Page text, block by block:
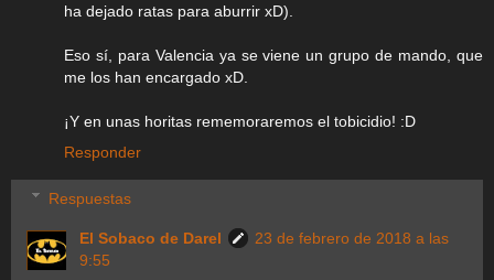
ha dejado ratas para aburrir xD).
Eso sí, para Valencia ya se viene un grupo de mando, que
me los han encargado xD.
¡Y en unas horitas rememoraremos el tobicidio! :D
Responder
Respuestas
El Sobaco de Darel
23 de febrero de 2018 a las
9:55